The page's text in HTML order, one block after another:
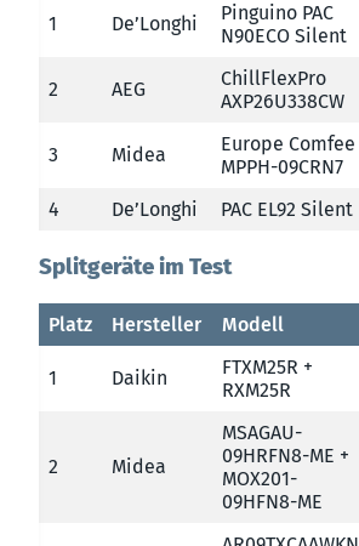
1 De’Longhi
Pinguino PAC
N90ECO Silent
2 AEG
ChillFlexPro
AXP26U338CW
3 Midea
Europe Comfee
MPPH-09CRN7
4 De’Longhi PAC EL92 Silent
Splitgeräte im Test
Platz Hersteller Modell
1 Daikin
FTXM25R +
RXM25R
2 Midea
MSAGAU-
09HRFN8-ME +
MOX201-
09HFN8-ME